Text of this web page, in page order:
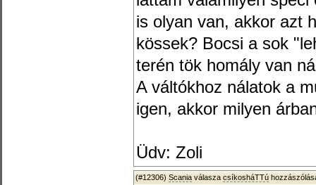
is olyan van, akkor azt
kössek? Bocsi a sok
terén tök homály van
A váltókhoz nálatok a
igen, akkor milyen
Üdv: Zoli
(#12306) Scania válasza csíkosháTTú